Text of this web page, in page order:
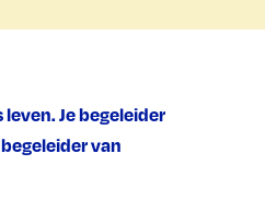
Je begeleider
van